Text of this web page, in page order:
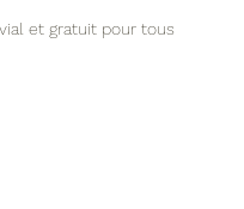
et gratuit pour tous